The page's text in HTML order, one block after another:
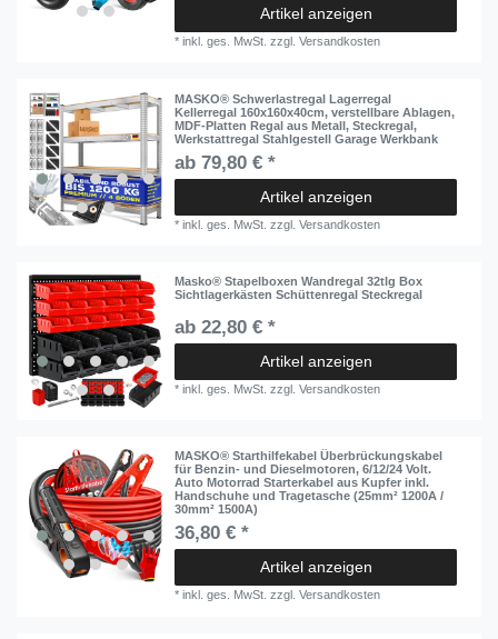
Artikel anzeigen
*inkl. ges. MwSt. zzgl.Versandkosten
MASKO® Schwerlastregal Lagerregal
Kellerregal 160x160x40cm, verstellbare Ablagen,
MDF-Platten Regal aus Metall, Steckregal,
Werkstattregal Stahlgestell Garage Werkbank
ab 79,80 € *
Artikel anzeigen
*inkl. ges. MwSt. zzgl.Versandkosten
Masko® Stapelboxen Wandregal 32tlg Box
Sichtlagerkästen Schüttenregal Steckregal
ab 22,80 € *
Artikel anzeigen
*inkl. ges. MwSt. zzgl.Versandkosten
MASKO® Starthilfekabel Überbrückungskabel
für Benzin- und Dieselmotoren, 6/12/24 Volt.
Auto Motorrad Starterkabel aus Kupfer inkl.
Handschuhe und Tragetasche (25mm² 1200A /
30mm² 1500A)
36,80 € *
Artikel anzeigen
*inkl. ges. MwSt. zzgl.Versandkosten